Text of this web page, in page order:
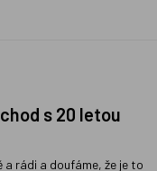
s 20 letou
a rádi a doufáme, že je to